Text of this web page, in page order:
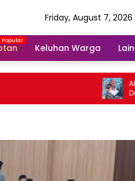
Friday, August 7, 2026
Keluhan Warga
AMPK
Desak